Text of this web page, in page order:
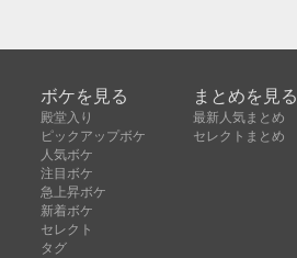
ボケを見る
殿堂入り
ピックアップボケ
人気ボケ
注目ボケ
急上昇ボケ
新着ボケ
セレクト
タグ
まとめを見る
最新人気まとめ
セレクトまとめ